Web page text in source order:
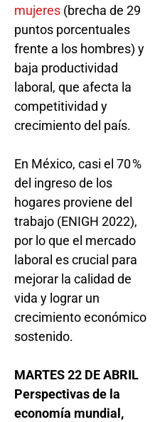
mujeres (brecha de 29
puntos porcentuales
frente a los hombres) y
baja productividad
laboral, que afecta la
competitividad y
crecimiento del país.
En México, casi el 70 %
del ingreso de los
hogares proviene del
trabajo (ENIGH 2022),
por lo que el mercado
laboral es crucial para
mejorar la calidad de
vida y lograr un
crecimiento económico
sostenido.
MARTES 22 DE ABRIL
Perspectivas de la
economía mundial,